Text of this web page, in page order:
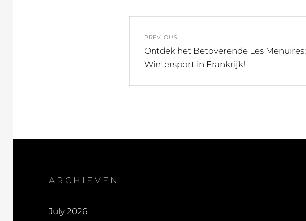
navigation
PREVIOUS
Previous
post:
Ontdek het Betoverende Les Menuires:
Wintersport in Frankrijk!
ARCHIEVEN
July 2026